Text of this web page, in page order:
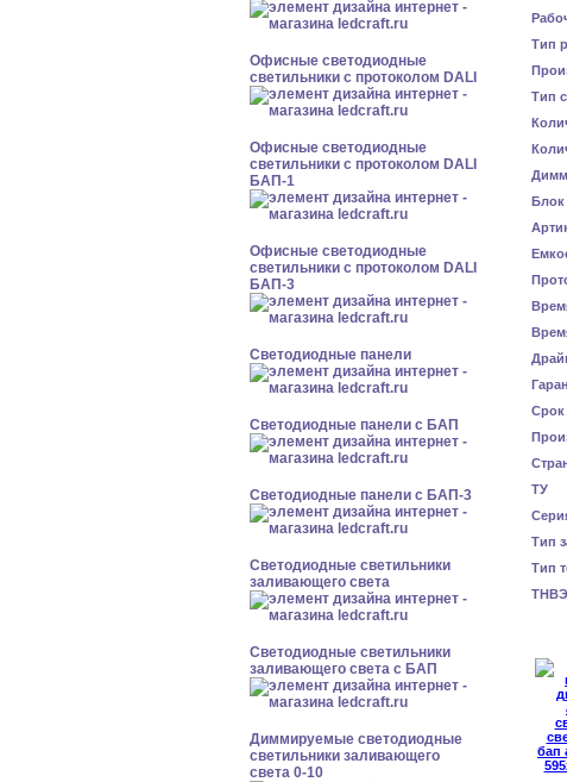
Офисные светодиодные
светильники с протоколом DALI
Офисные светодиодные
светильники с протоколом DALI
БАП-1
Офисные светодиодные
светильники с протоколом DALI
БАП-3
Cветодиодные панели
Cветодиодные панели с БАП
Cветодиодные панели с БАП-3
Светодиодные светильники
заливающего света
Светодиодные светильники
заливающего света с БАП
Диммируемые светодиодные
светильники заливающего
света 0-10
Тип
Тип
Блок
ТУ
Тип
Тип